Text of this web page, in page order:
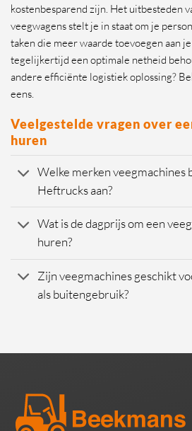
kostenbesparend zijn. Het uitbesteden
veegwagens stelt je in staat om je
taken die meer waarde toevoegen aan
tegelijkertijd een optimale netheid
andere efficiënte logistiek oplossing?
eens.
Veelgestelde vragen over
huren
Welke merken veegmachines
Heftrucks aan?
Wat is de dagprijs om een
huren?
Zijn veegmachines geschikt
als buitengebruik?